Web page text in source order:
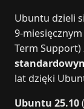
Ubuntu dzieli
Term Support)
lat dzięki
Ubuntu 25.10